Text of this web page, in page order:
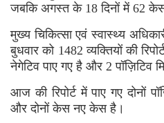
जबकि अगस्त के 18 दिनों में 62 केस
मुख्य चिकित्सा एवं स्वास्थ्य
बुधवार को 1482 व्यक्तियों की
नेगेटिव पाए गए है और 2 पॉज़िटिव
आज की रिपोर्ट में पाए गए दोनों
और दोनों केस नए केस है।